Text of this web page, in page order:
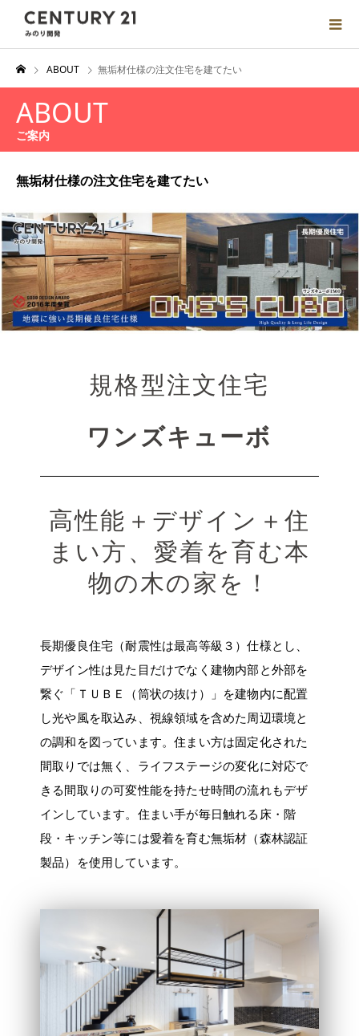
ABOUT 無垢材仕様の注文住宅を建てたい
ABOUT
ご案内
無垢材仕様の注文住宅を建てたい
規格型注文住宅
ワンズキューボ
高性能＋デザイン＋住
まい方、愛着を育む本
物の木の家を！
長期優良住宅（耐震性は最高等級３）仕様とし、
デザイン性は見た目だけでなく建物内部と外部を
繋ぐ「ＴＵＢＥ（筒状の抜け）」を建物内に配置
し光や風を取込み、視線領域を含めた周辺環境と
の調和を図っています。住まい方は固定化された
間取りでは無く、ライフステージの変化に対応で
きる間取りの可変性能を持たせ時間の流れもデザ
インしています。住まい手が毎日触れる床・階
段・キッチン等には愛着を育む無垢材（森林認証
製品）を使用しています。